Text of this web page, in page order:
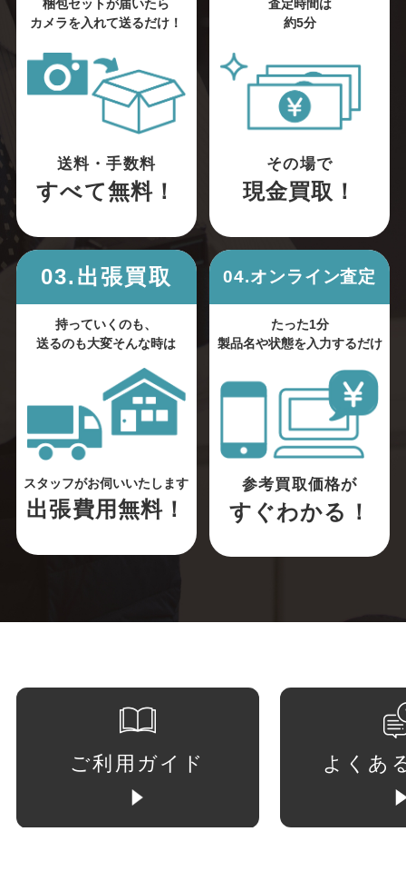
梱包セットが届いたら
カメラを入れて送るだけ！
送料・手数料
すべて無料！
査定時間は
約5分
その場で
現金買取！
03.出張買取
持っていくのも、
送るのも大変そんな時は
スタッフがお伺いいたします
出張費用無料！
04.オンライン査定
たった1分
製品名や状態を入力するだけ
参考買取価格が
すぐわかる！
ご利用ガイド よくあ